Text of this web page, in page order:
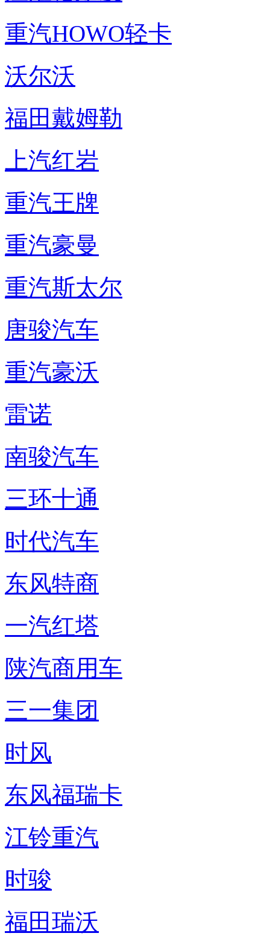
重汽HOWO轻卡
沃尔沃
福田戴姆勒
上汽红岩
重汽王牌
重汽豪曼
重汽斯太尔
唐骏汽车
重汽豪沃
雷诺
南骏汽车
三环十通
时代汽车
东风特商
一汽红塔
陕汽商用车
三一集团
时风
东风福瑞卡
江铃重汽
时骏
福田瑞沃